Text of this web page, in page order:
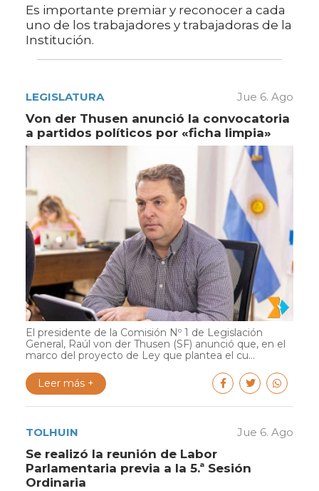
Es importante premiar y reconocer a cada
uno de los trabajadores y trabajadoras de la
Institución.
LEGISLATURA Jue 6. Ago
Von der Thusen anunció la convocatoria
a partidos políticos por «ficha limpia»
El presidente de la Comisión Nº 1 de Legislación
General, Raúl von der Thusen (SF) anunció que, en el
marco del proyecto de Ley que plantea el cu...
Leer más +
TOLHUIN Jue 6. Ago
Se realizó la reunión de Labor
Parlamentaria previa a la 5.ª Sesión
Ordinaria